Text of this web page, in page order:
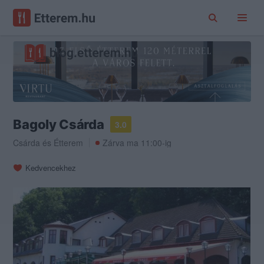
Bagoly Csárda
3.0
Csárda és Étterem Zárva ma 11:00-ig
Kedvencekhez